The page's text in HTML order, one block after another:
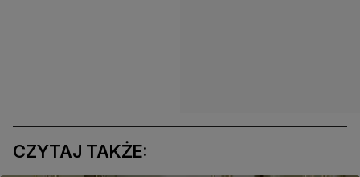
CZYTAJ TAKŻE: